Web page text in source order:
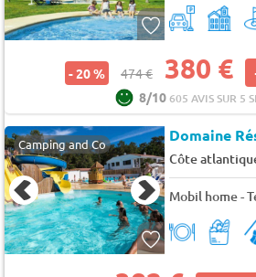
- 20 % 474 € 380 €
8/10605 AVIS SUR 5
Camping and Co
Côte
Mobil home -